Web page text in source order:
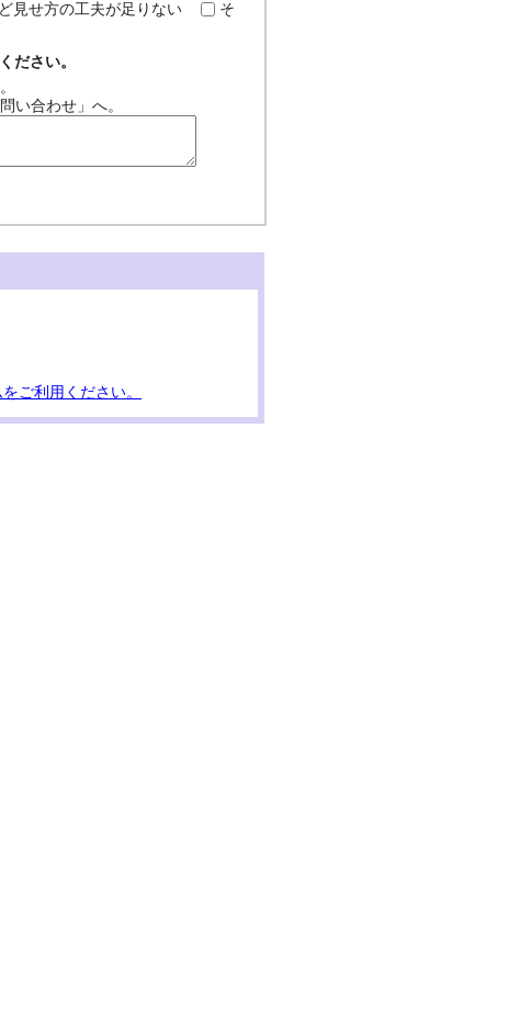
見せ方の工夫が足りない
そ
ださい。
い合わせ」へ。
ご利用ください。